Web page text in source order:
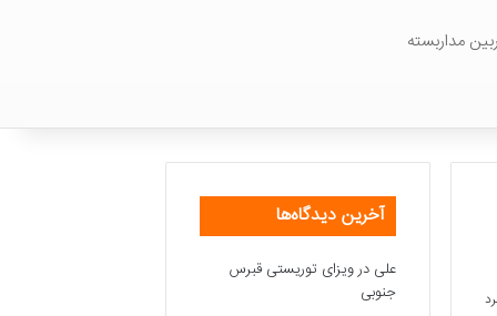
مداربسته
آخرین دیدگاه‌ها
علی درویزای توریستی قبرس
جنوبی